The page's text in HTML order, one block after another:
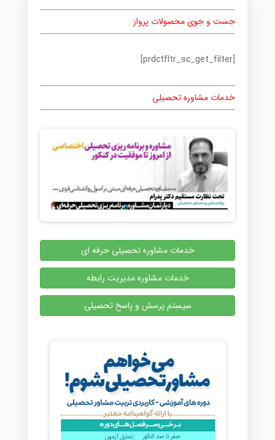
جست و جوی محصولات پرواز
[prdctfltr_sc_get_filter]
خدمات مشاوره تحصیلی
خدمات مشاوره تحصیلی حرفه ای
خدمات مشاوره مدیریت رابطه
سیستم پرسش و پاسخ تحصیلی